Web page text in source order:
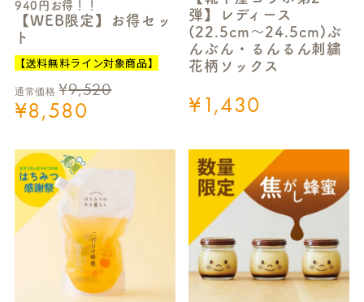
940円お得！！
【WEB限定】お得セッ
ト
【送料無料ライン対象商品】
通常価格 ¥9,520
¥8,580
弾】レディース
(22.5cm～24.5cm)ぶ
んぶん・るんるん刺繍
花柄ソックス
¥1,430